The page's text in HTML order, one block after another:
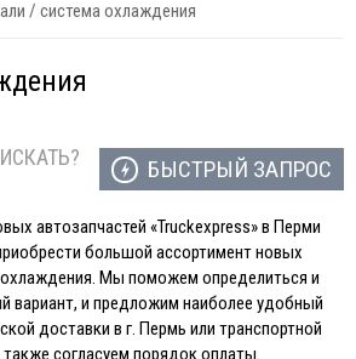
/ система охлаждения
БЫСТРЫЙ ЗАПРОС
автозапчастей «Truckexpress» в Перми
большой ассортимент новых
охлаждения. Мы поможем определиться и
вариант, и предложим наиболее удобный
доставки в г. Пермь или транспортной
согласуем порядок оплаты.